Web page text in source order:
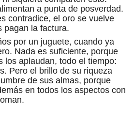
a punta de posverdad.
contradice, el oro se vuelve
pagan la factura.
por un juguete, cuando ya
Nada es suficiente, porque
los aplaudan, todo el tiempo:
Pero el brillo de su riqueza
de sus almas, porque
en todos los aspectos con